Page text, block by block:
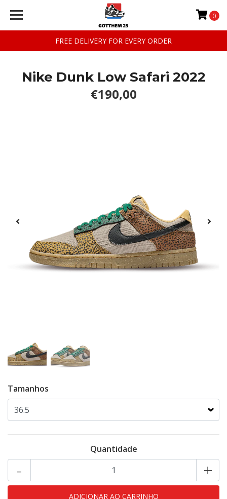
FREE DELIVERY FOR EVERY ORDER
0
Nike Dunk Low Safari 2022
€190,00
Tamanhos
Quantidade
+
-